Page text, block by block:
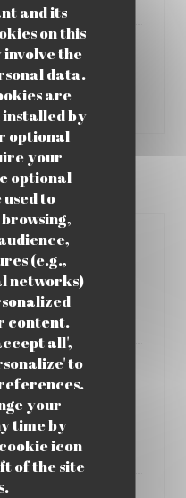
and its
on this
the
data.
are
by
optional
your
optional
to
(e.g.,
networks)
content.
all',
to
your
time by
icon
of the site
Ana, Tonic
5°
EUR
50 cl
4.5º